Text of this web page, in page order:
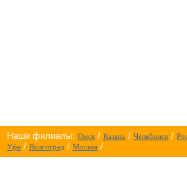
Наши филиалы: Омск/ Казань / Челябинск/
Уфа / Волгоград / Москва /